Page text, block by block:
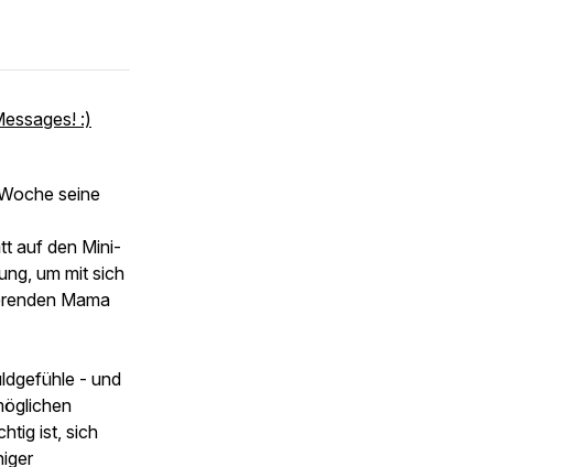
:)
seine
auf den Mini-
um mit sich
Mama
- und
ist, sich